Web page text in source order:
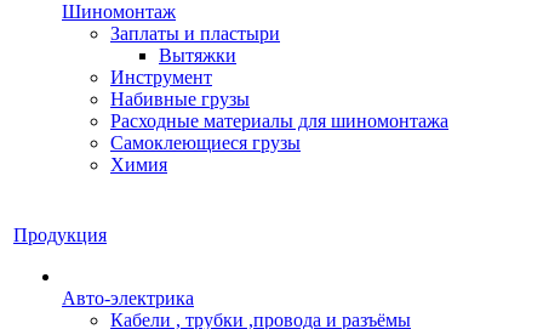
Шиномонтаж
Заплаты и пластыри
Вытяжки
Инструмент
Набивные грузы
Расходные материалы для шиномонтажа
Самоклеющиеся грузы
Химия
Продукция
Авто-электрика
Кабели , трубки ,провода и разъёмы